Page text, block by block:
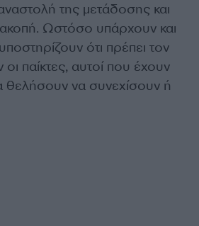
της μετάδοσης και
Ωστόσο υπάρχουν και
ότι πρέπει τον
παίκτες, αυτοί που έχουν
θελήσουν να συνεχίσουν ή